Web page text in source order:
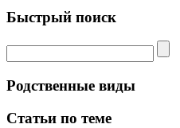
Быстрый поиск
Родственные виды
Статьи по теме